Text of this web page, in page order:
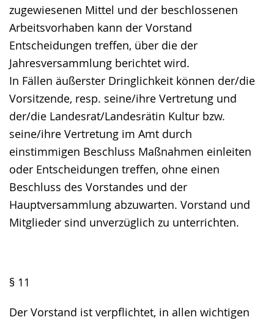
zugewiesenen Mittel und der beschlossenen
Arbeitsvorhaben kann der Vorstand
Entscheidungen treffen, über die der
Jahresversammlung berichtet wird.
In Fällen äußerster Dringlichkeit können der/die
Vorsitzende, resp. seine/ihre Vertretung und
der/die Landesrat/Landesrätin Kultur bzw.
seine/ihre Vertretung im Amt durch
einstimmigen Beschluss Maßnahmen einleiten
oder Entscheidungen treffen, ohne einen
Beschluss des Vorstandes und der
Hauptversammlung abzuwarten. Vorstand und
Mitglieder sind unverzüglich zu unterrichten.
§ 11
Der Vorstand ist verpflichtet, in allen wichtigen